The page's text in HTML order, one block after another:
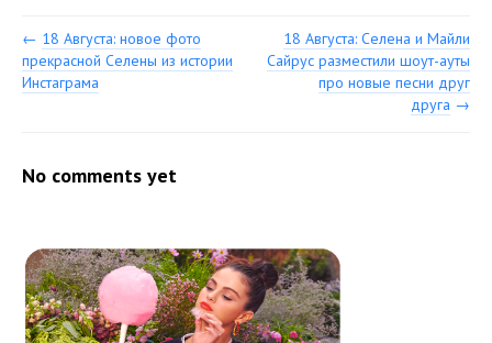
← 18 Августа: новое фото
прекрасной Селены из истории
Инстаграма
18 Августа: Селена и Майли
Сайрус разместили шоут-ауты
про новые песни друг
друга →
No comments yet